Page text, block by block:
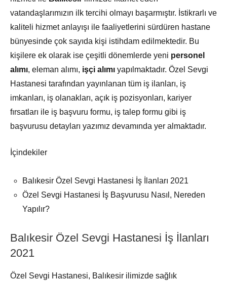
vatandaşlarımızın ilk tercihi olmayı başarmıştır. İstikrarlı ve
kaliteli hizmet anlayışı ile faaliyetlerini sürdüren hastane
bünyesinde çok sayıda kişi istihdam edilmektedir. Bu
kişilere ek olarak ise çeşitli dönemlerde yeni personel
alımı, eleman alımı, işçi alımı yapılmaktadır. Özel Sevgi
Hastanesi tarafından yayınlanan tüm iş ilanları, iş
imkanları, iş olanakları, açık iş pozisyonları, kariyer
fırsatları ile iş başvuru formu, iş talep formu gibi iş
başvurusu detayları yazımız devamında yer almaktadır.
İçindekiler
Balıkesir Özel Sevgi Hastanesi İş İlanları 2021
Özel Sevgi Hastanesi İş Başvurusu Nasıl, Nereden
Yapılır?
Balıkesir Özel Sevgi Hastanesi İş İlanları
2021
Özel Sevgi Hastanesi, Balıkesir ilimizde sağlık